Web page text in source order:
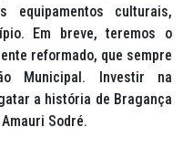
culturais,
Em breve, teremos o
reformado, que sempre
Municipal. Investir na
a história de Bragança
Sodré.